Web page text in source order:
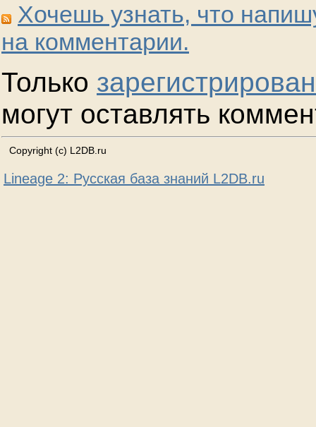
Хочешь узнать, что
на комментарии.
Только
могут оставлять
Copyright (c) L2DB.ru
Lineage 2: Русская база знаний L2DB.ru